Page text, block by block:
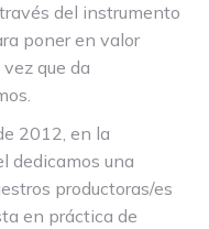
del instrumento
poner en valor
que da
2012, en la
dedicamos una
productoras/es
en práctica de